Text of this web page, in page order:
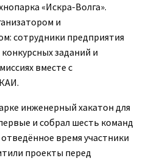
«Искра-Волга».
и
сотрудники предприятия
заданий и
вместе с
инженерный хакатон для
и собрал шесть команд
время участники
проекты перед